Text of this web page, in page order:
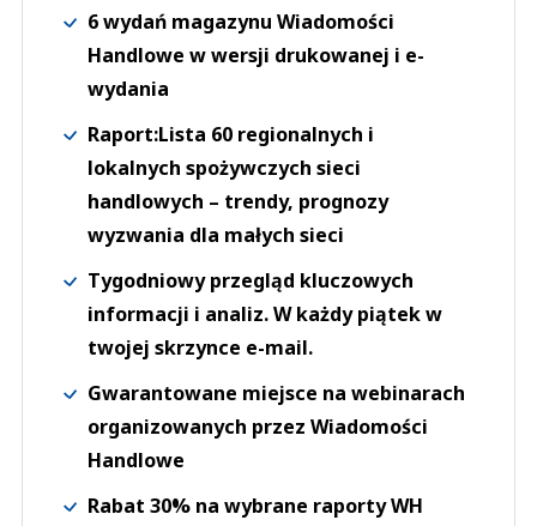
6 wydań magazynu Wiadomości
Handlowe w wersji drukowanej i e-
wydania
Raport:Lista 60 regionalnych i
lokalnych spożywczych sieci
handlowych – trendy, prognozy
wyzwania dla małych sieci
Tygodniowy przegląd kluczowych
informacji i analiz. W każdy piątek w
twojej skrzynce e-mail.
Gwarantowane miejsce na webinarach
organizowanych przez Wiadomości
Handlowe
Rabat 30% na wybrane raporty WH